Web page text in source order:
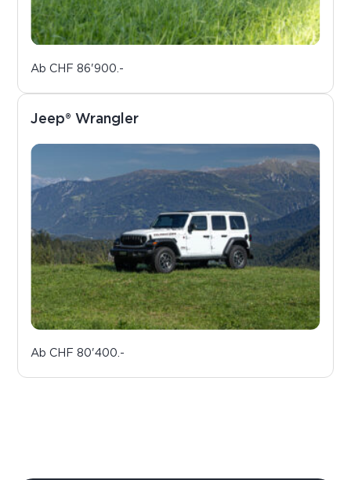
AbCHF 86'900.-
Jeep® Wrangler
AbCHF 80'400.-